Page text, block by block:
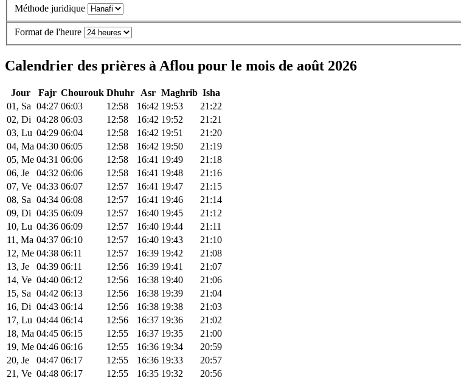
Méthode juridique
Format de l'heure
Calendrier des prières à Aflou pour le mois de août 2026
Jour Fajr Chourouk Dhuhr Asr Maghrib Isha
01, Sa 04:27 06:03 12:58 16:42 19:53
21:22
02, Di 04:28 06:03 12:58 16:42 19:52
21:21
03, Lu 04:29 06:04 12:58 16:42 19:51
21:20
04, Ma 04:30 06:05 12:58 16:42 19:50
21:19
05, Me 04:31 06:06 12:58 16:41 19:49
21:18
06, Je
04:32 06:06 12:58 16:41 19:48
21:16
07, Ve 04:33 06:07 12:57 16:41 19:47
21:15
08, Sa 04:34 06:08 12:57 16:41 19:46
21:14
09, Di 04:35 06:09 12:57 16:40 19:45
21:12
10, Lu 04:36 06:09 12:57 16:40 19:44
21:11
11, Ma 04:37 06:10 12:57 16:40 19:43
21:10
12, Me 04:38 06:11 12:57 16:39 19:42
21:08
13, Je
04:39 06:11 12:56 16:39 19:41
21:07
14, Ve 04:40 06:12 12:56 16:38 19:40
21:06
15, Sa 04:42 06:13 12:56 16:38 19:39
21:04
16, Di 04:43 06:14 12:56 16:38 19:38
21:03
17, Lu 04:44 06:14 12:56 16:37 19:36
21:02
18, Ma 04:45 06:15 12:55 16:37 19:35
21:00
19, Me 04:46 06:16 12:55 16:36 19:34
20:59
20, Je
04:47 06:17 12:55 16:36 19:33
20:57
21, Ve 04:48 06:17 12:55 16:35 19:32
20:56